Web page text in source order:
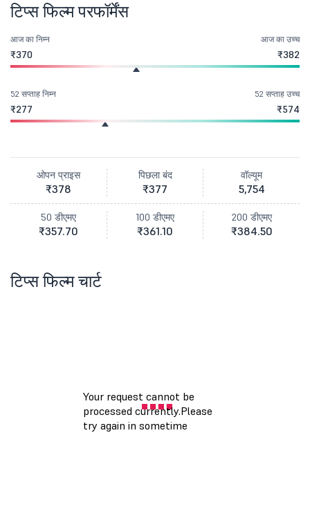
टिप्स फिल्म परफॉर्मेंस
आज का निम्न
₹370
आज का उच्च
₹382
52 सप्ताह निम्न
₹277
52 सप्ताह उच्च
₹574
ओपन प्राइस
₹378
पिछला बंद
₹377
वॉल्यूम
5,754
50 डीएमए
₹357.70
100 डीएमए
₹361.10
200 डीएमए
₹384.50
टिप्स फिल्म चार्ट